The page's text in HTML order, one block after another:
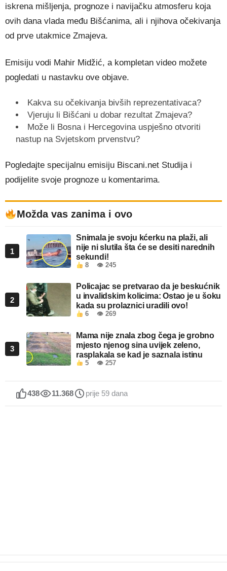
iskrena mišljenja, prognoze i navijačku atmosferu koja
ovih dana vlada među Bišćanima, ali i njihova očekivanja
od prve utakmice Zmajeva.
Emisiju vodi Mahir Midžić, a kompletan video možete
pogledati u nastavku ove objave.
Kakva su očekivanja bivših reprezentativaca?
Vjeruju li Bišćani u dobar rezultat Zmajeva?
Može li Bosna i Hercegovina uspješno otvoriti
nastup na Svjetskom prvenstvu?
Pogledajte specijalnu emisiju Biscani.net Studija i
podijelite svoje prognoze u komentarima.
Možda vas zanima i ovo
1
Snimala je svoju kćerku na plaži, ali
nije ni slutila šta će se desiti narednih
sekundi!
8 👁 245
2
Policajac se pretvarao da je beskućnik
u invalidskim kolicima: Ostao je u šoku
kada su prolaznici uradili ovo!
6 👁 269
3
Mama nije znala zbog čega je grobno
mjesto njenog sina uvijek zeleno,
rasplakala se kad je saznala istinu
5 👁 257
438 11.368 prije 59 dana